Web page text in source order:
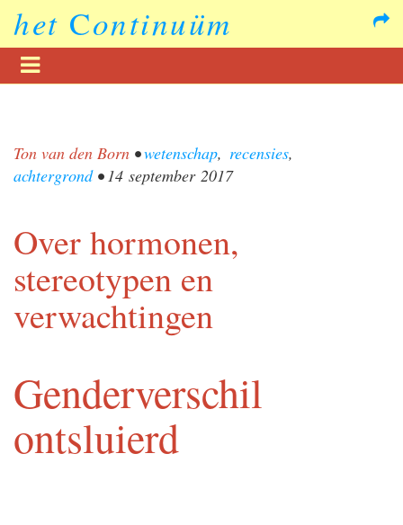
het Continuüm
Ton van den Born •wetenschap, recensies,
achtergrond• 14 september 2017
Over hormonen,
stereotypen en
verwachtingen
Genderverschil
ontsluierd